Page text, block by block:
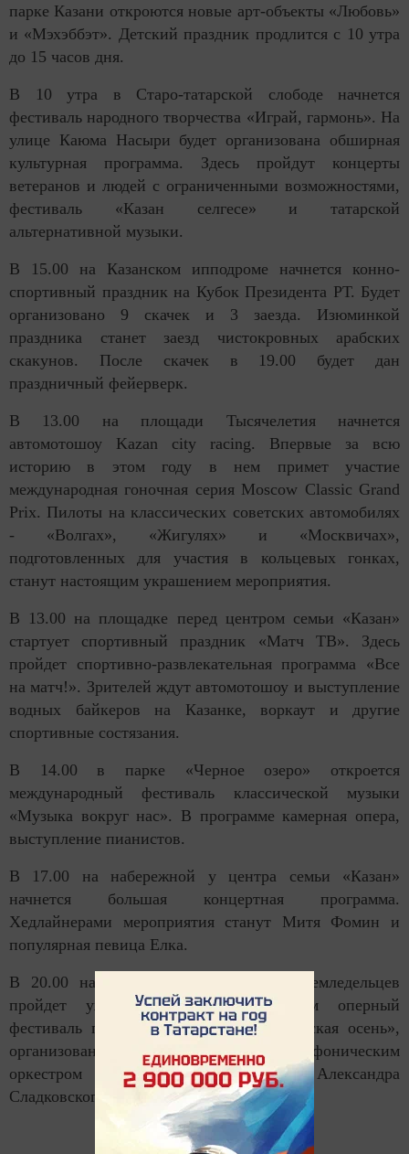
парке Казани откроются новые арт-объекты «Любовь»
и «Мэхэббэт». Детский праздник продлится с 10 утра
до 15 часов дня.
В 10 утра в Старо-татарской слободе начнется
фестиваль народного творчества «Играй, гармонь». На
улице Каюма Насыри будет организована обширная
культурная программа. Здесь пройдут концерты
ветеранов и людей с ограниченными возможностями,
фестиваль «Казан селгесе» и татарской
альтернативной музыки.
В 15.00 на Казанском ипподроме начнется конно-
спортивный праздник на Кубок Президента РТ. Будет
организовано 9 скачек и 3 заезда. Изюминкой
праздника станет заезд чистокровных арабских
скакунов. После скачек в 19.00 будет дан
праздничный фейерверк.
В 13.00 на площади Тысячелетия начнется
автомотошоу Kazan city racing. Впервые за всю
историю в этом году в нем примет участие
международная гоночная серия Moscow Classic Grand
Prix. Пилоты на классических советских автомобилях
- «Волгах», «Жигулях» и «Москвичах»,
подготовленных для участия в кольцевых гонках,
станут настоящим украшением мероприятия.
В 13.00 на площадке перед центром семьи «Казан»
стартует спортивный праздник «Матч ТВ». Здесь
пройдет спортивно-развлекательная программа «Все
на матч!». Зрителей ждут автомотошоу и выступление
водных байкеров на Казанке, воркаут и другие
спортивные состязания.
В 14.00 в парке «Черное озеро» откроется
международный фестиваль классической музыки
«Музыка вокруг нас». В программе камерная опера,
выступление пианистов.
В 17.00 на набережной у центра семьи «Казан»
начнется большая концертная программа.
Хедлайнерами мероприятия станут Митя Фомин и
популярная певица Елка.
В 20.00 на площади перед Дворцом земледельцев
пройдет уже ставший традиционным оперный
фестиваль под открытым небом «Казанская осень»,
организованный государственным симфоническим
оркестром РТ под управлением Александра
Сладковского.